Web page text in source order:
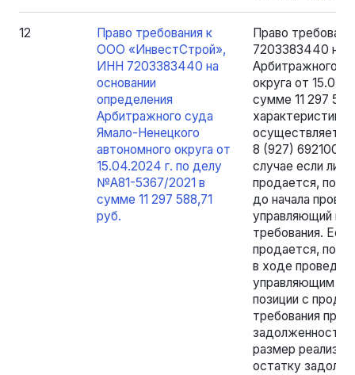
12
Право требования к
ООО «ИнвестСтрой»,
ИНН 7203383440 на
основании
определения
Арбитражного суда
Ямало-Ненецкого
автономного округа от
15.04.2024 г. по делу
№А81-5367/2021 в
сумме 11 297 588,71
руб.
Право
7203383440 на
Арбитражного
округа от
сумме 11 297
осуществляется
8 (927) 6921007,
случае если
продается,
до начала
управляющий не
требования.
продается,
в ходе
управляющим
позиции с
требования
задолженность
размер
остатку